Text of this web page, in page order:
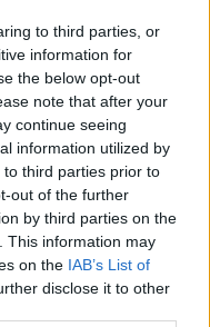
to third parties, or
information for
the below opt-out
note that after your
continue seeing
information utilized by
third parties prior to
out of the further
by third parties on the
This information may
on the IAB’s List of
disclose it to other
και των
επιβλαβές για τα μάτια
διαπιστώσει ότι
βλάψει τον
να προκαλέσει